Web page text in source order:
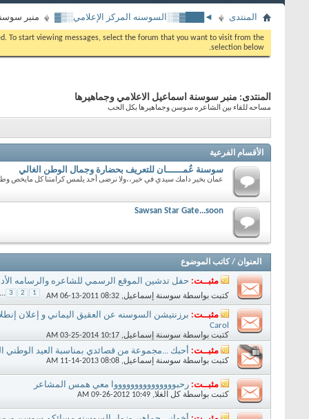
المنتدى ◄███▓▒░السوسنه المركز الإعلامي░▒▓ منبر
To start viewing messages, select the forum that you want to visit from the
selection below.
المنتدى: منبر سوسنة اسماعيل الاعلامي وجماهيرها
مساحه للقاء بين الشاعره سوسن وجماهيرها بكل الحب
الأقسام الفرعية
سوسنة عُمــــــان للتعريف بحضارة وجمال الوطن الغالي
عمان بخير دامك سيدي في خير،،ولا نرضى أحد يلمس كرامتنا كل مايخص
Sawsan Star Gate...soon
العنوان / كاتب الموضوع
مثبــت: حفل تدشين الموقع الرسمي للشاعره والرسامه
كتبت بواسطة سوسنة إسماعيل‏, 06-13-2011 08:32 AM
1
2
3
...
مثبــت:
Carol
كتبت بواسطة سوسنة إسماعيل‏, 03-25-2014 10:17 AM
مثبــت: أحبك ...مجموعة من قصائدي بمناسبة العيد الوطني
كتبت بواسطة سوسنة إسماعيل‏, 11-14-2013 08:08 AM
مثبــت: رحبوووووووووووووووا معي همس المشاعر
كتبت بواسطة كل الغلا‏, 09-26-2012 10:49 AM